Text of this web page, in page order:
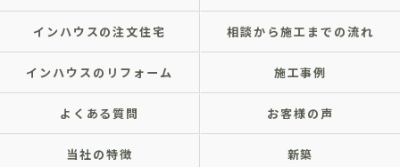
インハウスの注文住宅 相談から施工までの流れ
インハウスのリフォーム 施工事例
よくある質問 お客様の声
当社の特徴 新築